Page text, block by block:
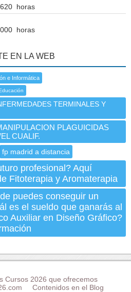
horas
horas
EN LA WEB
e Informática
TERMINALES Y
PLAGUICIDAS
CUALIF.
fp madrid a distancia
profesional? Aquí
Fitoterapia y Aromaterapia
puedes conseguir un
es el sueldo que ganarás al
Auxiliar en Diseño Gráfico?
Cursos 2026 que ofrecemos
Contenidos en el Blog